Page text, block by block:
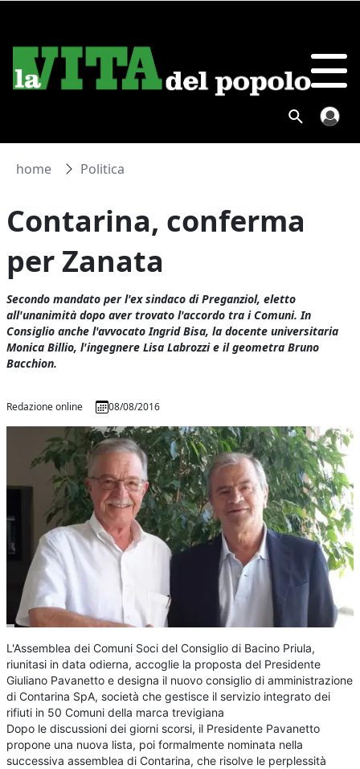
home Politica
Contarina, conferma
per Zanata
Secondo mandato per l'ex sindaco di Preganziol, eletto
all'unanimità dopo aver trovato l'accordo tra i Comuni. In
Consiglio anche l'avvocato Ingrid Bisa, la docente universitaria
Monica Billio, l'ingegnere Lisa Labrozzi e il geometra Bruno
Bacchion.
Redazione online 08/08/2016
L'Assemblea dei Comuni Soci del Consiglio di Bacino Priula,
riunitasi in data odierna, accoglie la proposta del Presidente
Giuliano Pavanetto e designa il nuovo consiglio di amministrazione
di Contarina SpA, società che gestisce il servizio integrato dei
rifiuti in 50 Comuni della marca trevigiana
Dopo le discussioni dei giorni scorsi, il Presidente Pavanetto
propone una nuova lista, poi formalmente nominata nella
successiva assemblea di Contarina, che risolve le perplessità